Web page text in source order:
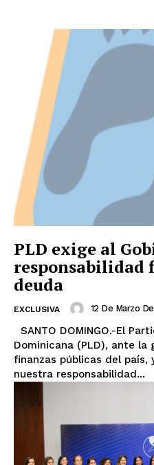
PLD exige al
responsabilidad
deuda
EXCLUSIVA 12 De Marzo
Dominicana (PLD), ante la
finanzas públicas del país,
nuestra responsabilidad...